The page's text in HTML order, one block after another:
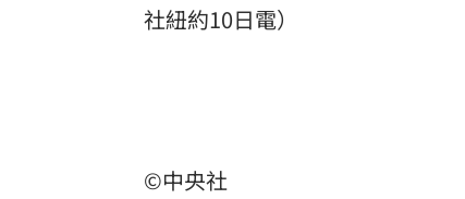
社紐約10日電）
©中央社